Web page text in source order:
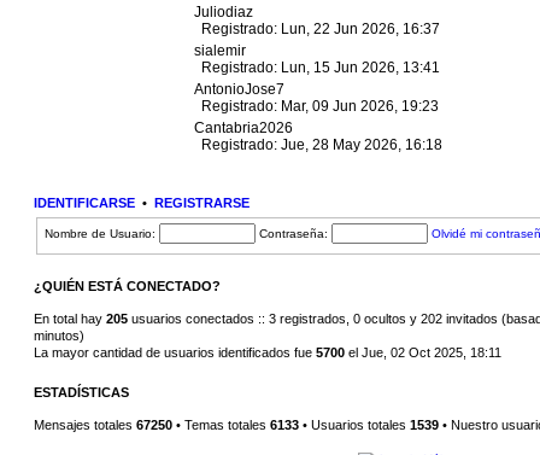
Juliodiaz
Registrado: Lun, 22 Jun 2026, 16:37
sialemir
Registrado: Lun, 15 Jun 2026, 13:41
AntonioJose7
Registrado: Mar, 09 Jun 2026, 19:23
Cantabria2026
Registrado: Jue, 28 May 2026, 16:18
IDENTIFICARSE • REGISTRARSE
Nombre de Usuario: Contraseña: Olvidé mi
¿QUIÉN ESTÁ CONECTADO?
En total hay 205 usuarios conectados :: 3 registrados, 0 ocultos y 202 invitados
minutos)
La mayor cantidad de usuarios identificados fue 5700 el Jue, 02 Oct 2025, 18:11
ESTADÍSTICAS
Mensajes totales 67250 • Temas totales 6133 • Usuarios totales 1539 • Nuestro